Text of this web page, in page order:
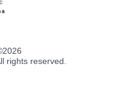
2026
rights reserved.